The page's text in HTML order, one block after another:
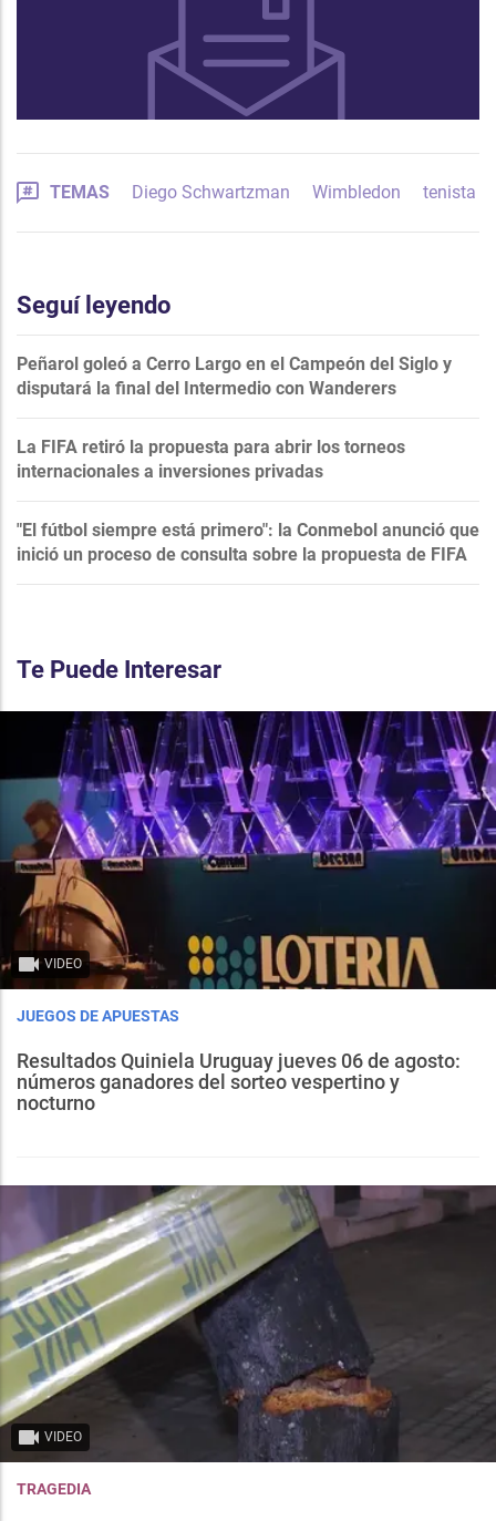
TEMAS Diego Schwartzman Wimbledon tenista
Seguí leyendo
Peñarol goleó a Cerro Largo en el Campeón del Siglo y
disputará la final del Intermedio con Wanderers
La FIFA retiró la propuesta para abrir los torneos
internacionales a inversiones privadas
"El fútbol siempre está primero": la Conmebol anunció que
inició un proceso de consulta sobre la propuesta de FIFA
Te Puede Interesar
VIDEO
JUEGOS DE APUESTAS
Resultados Quiniela Uruguay jueves 06 de agosto:
números ganadores del sorteo vespertino y
nocturno
VIDEO
TRAGEDIA